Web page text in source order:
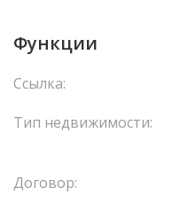
летней кухней.
Функции
Ссылка:
Тип недвижимости:
Договор: